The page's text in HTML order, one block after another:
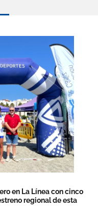
en La Línea con cinco
regional de esta